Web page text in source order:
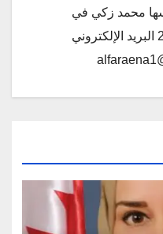
محمد زكي في
ديسمبر 2011 البريد الإلكتروني